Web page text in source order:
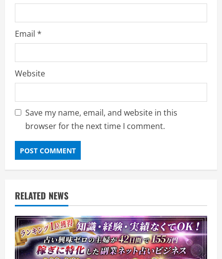
Email *
Website
Save my name, email, and website in this
browser for the next time I comment.
RELATED NEWS